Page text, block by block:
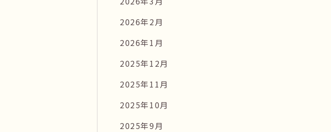
2026年2月
2026年1月
2025年12月
2025年11月
2025年10月
2025年9月